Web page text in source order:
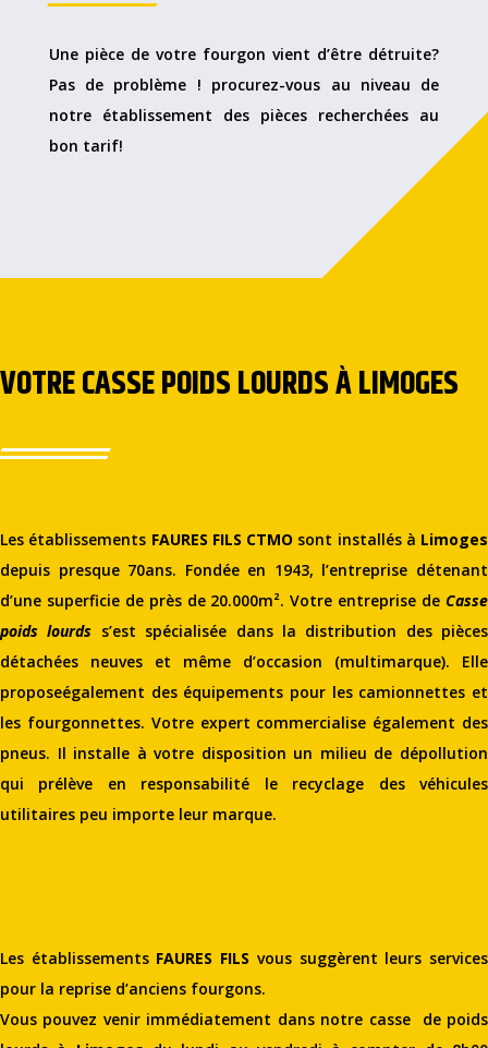
Une pièce de votre fourgon vient d’être détruite?
Pas de problème ! procurez-vous au niveau de
notre établissement des pièces recherchées au
bon tarif!
VOTRE CASSE POIDS LOURDS À LIMOGES
Les établissements FAURES FILS CTMO sont installés à Limoges
depuis presque 70ans. Fondée en 1943, l’entreprise détenant
d’une superficie de près de 20.000m². Votre entreprise de Casse
poids lourds s’est spécialisée dans la distribution des pièces
détachées neuves et même d’occasion (multimarque). Elle
proposeégalement des équipements pour les camionnettes et
les fourgonnettes. Votre expert commercialise également des
pneus. Il installe à votre disposition un milieu de dépollution
qui prélève en responsabilité le recyclage des véhicules
utilitaires peu importe leur marque.
Les établissements FAURES FILS vous suggèrent leurs services
pour la reprise d’anciens fourgons.
Vous pouvez venir immédiatement dans notre casse de poids